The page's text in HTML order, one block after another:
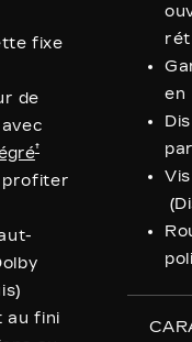
fixe
de
†
profiter
au fini
en